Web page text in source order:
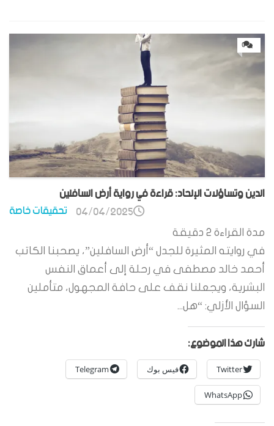
0
الدين وتساؤلات الإلحاد: قراءة في رواية أرض السافلين
تحقيقات خاصة 04/04/2025
مدة القراءة 2 دقيقة
في روايته المثيرة للجدل “أرض السافلين”، يصحبنا الكاتب
أحمد خالد مصطفى في رحلة إلى أعماق النفس
البشرية، ويجعلنا نقف على حافة المجهول، متأملين
السؤال الأزلي: “هل...
شارك هذا الموضوع:
Twitter فيس بوك Telegram
WhatsApp